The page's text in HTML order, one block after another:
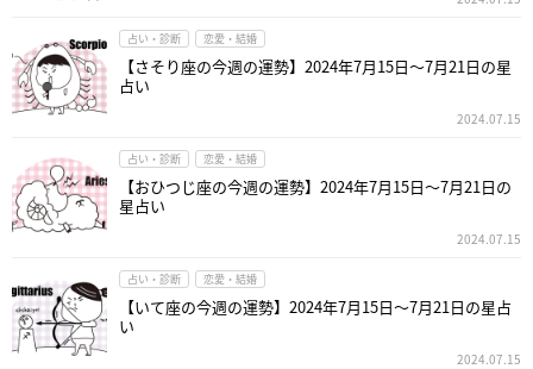
占い・診断 恋愛・結婚
【さそり座の今週の運勢】2024年7月15日～7月21日の星
占い
2024.07.15
占い・診断 恋愛・結婚
【おひつじ座の今週の運勢】2024年7月15日～7月21日の
星占い
2024.07.15
占い・診断 恋愛・結婚
【いて座の今週の運勢】2024年7月15日～7月21日の星占
い
2024.07.15